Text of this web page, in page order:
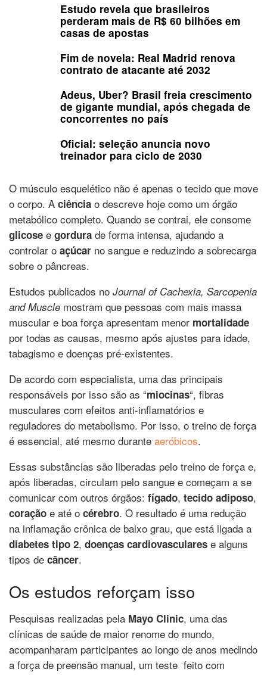
Estudo revela que brasileiros
perderam mais de R$ 60 bilhões em
casas de apostas
Fim de novela: Real Madrid renova
contrato de atacante até 2032
Adeus, Uber? Brasil freia crescimento
de gigante mundial, após chegada de
concorrentes no país
Oficial: seleção anuncia novo
treinador para ciclo de 2030
O músculo esquelético não é apenas o tecido que move
o corpo. A ciência o descreve hoje como um órgão
metabólico completo. Quando se contrai, ele consome
glicose e gordura de forma intensa, ajudando a
controlar o açúcar no sangue e reduzindo a sobrecarga
sobre o pâncreas.
Estudos publicados no Journal of Cachexia, Sarcopenia
and Muscle mostram que pessoas com mais massa
muscular e boa força apresentam menor mortalidade
por todas as causas, mesmo após ajustes para idade,
tabagismo e doenças pré-existentes.
De acordo com especialista, uma das principais
responsáveis por isso são as “miocinas“, fibras
musculares com efeitos anti-inflamatórios e
reguladores do metabolismo. Por isso, o treino de força
é essencial, até mesmo durante aeróbicos.
Essas substâncias são liberadas pelo treino de força e,
após liberadas, circulam pelo sangue e começam a se
comunicar com outros órgãos: fígado, tecido adiposo,
coração e até o cérebro. O resultado é uma redução
na inflamação crônica de baixo grau, que está ligada a
diabetes tipo 2, doenças cardiovasculares e alguns
tipos de câncer.
Os estudos reforçam isso
Pesquisas realizadas pela Mayo Clinic, uma das
clínicas de saúde de maior renome do mundo,
acompanharam participantes ao longo de anos medindo
a força de preensão manual, um teste feito com